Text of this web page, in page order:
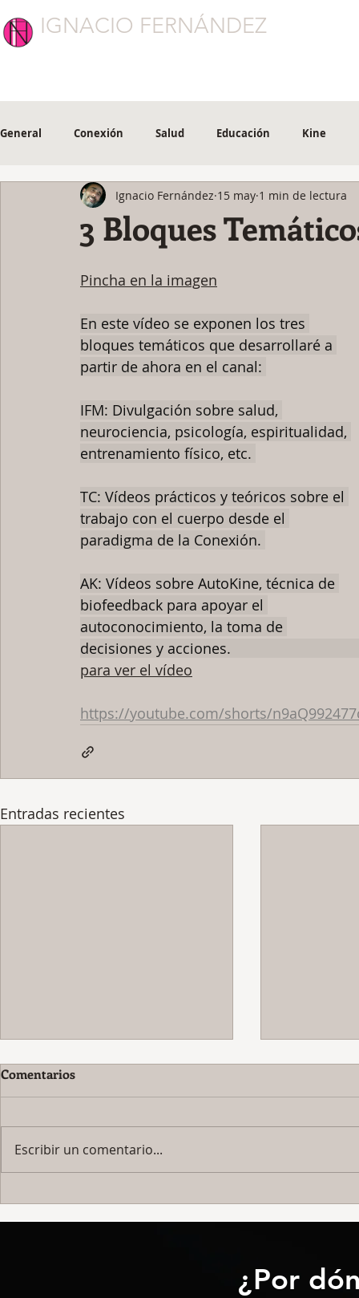
IGNACIO FERNÁNDEZ
General Conexión Salud Educación Kine
3 Bloques
Ignacio Fernández 15 may 1 min de lectura
Pincha en la imagen
En este vídeo se exponen los tres
bloques temáticos que desarrollaré a
partir de ahora en el canal:
IFM: Divulgación sobre salud,
neurociencia, psicología, espiritualidad,
entrenamiento físico, etc.
TC: Vídeos prácticos y teóricos sobre el
trabajo con el cuerpo desde el
paradigma de la Conexión.
AK: Vídeos sobre AutoKine, técnica de
biofeedback para apoyar el
autoconocimiento, la toma de
decisiones y
para ver el vídeo
https://youtube.com/shorts/
Entradas recientes
IFM-30 DIOS, el Gato y la
Tostada...
IFM-25. De
Comentarios
Escribir un comentario...
¿Por